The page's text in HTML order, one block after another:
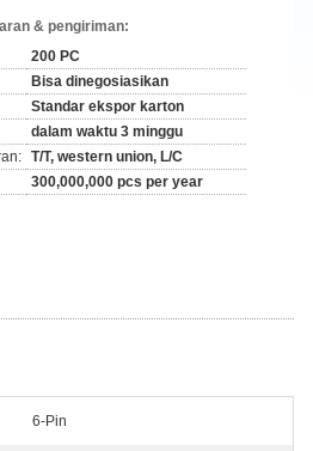
& pengiriman:
200 PC
Bisa dinegosiasikan
Standar ekspor karton
dalam waktu 3 minggu
T/T, western union, L/C
300,000,000 pcs per year
6-Pin